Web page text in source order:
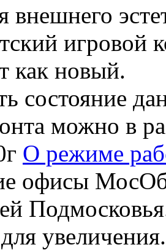
внешнего
игровой
как новый.
состояние
можно в
О режиме
офисы
увеличения.